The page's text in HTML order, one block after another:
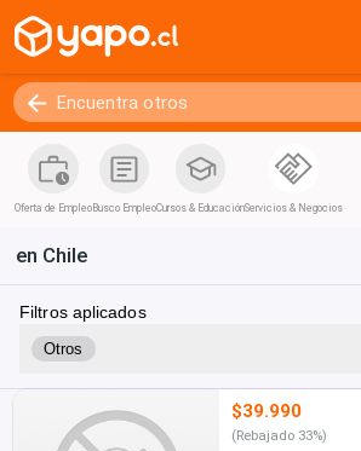
Oferta de Empleo Busco EmpleoCursos & EducaciónServicios & Negocios
en Chile
Filtros aplicados
Otros
$39.990
(Rebajado 33%)